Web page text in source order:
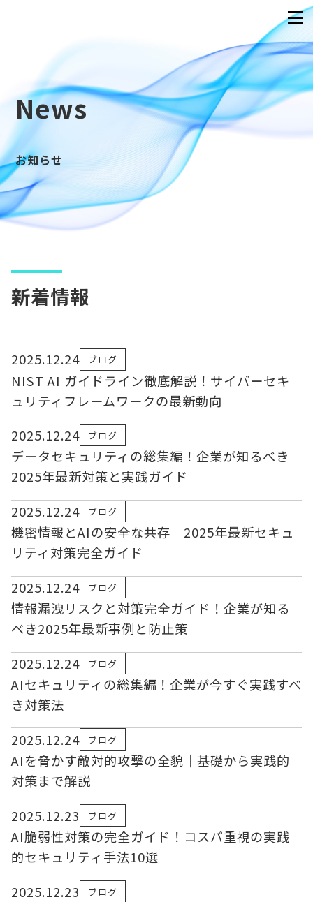
News
お知らせ
新着情報
2025.12.24 ブログ
NIST AI ガイドライン徹底解説！サイバーセキ
ュリティフレームワークの最新動向
2025.12.24
ブログ
データセキュリティの総集編！企業が知るべき
2025年最新対策と実践ガイド
2025.12.24
ブログ
機密情報とAIの安全な共存｜2025年最新セキュ
リティ対策完全ガイド
2025.12.24
ブログ
情報漏洩リスクと対策完全ガイド！企業が知る
べき2025年最新事例と防止策
2025.12.24
ブログ
AIセキュリティの総集編！企業が今すぐ実践すべ
き対策法
2025.12.24
ブログ
AIを脅かす敵対的攻撃の全貌｜基礎から実践的
対策まで解説
2025.12.23
ブログ
AI脆弱性対策の完全ガイド！コスパ重視の実践
的セキュリティ手法10選
2025.12.23
ブログ